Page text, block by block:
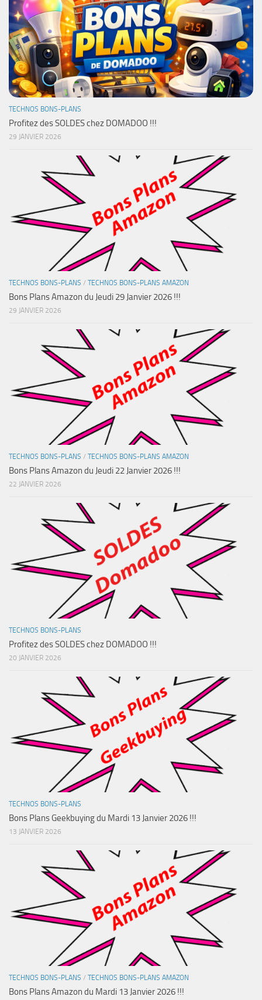
TECHNOS BONS-PLANS
Profitez des SOLDES chez DOMADOO !!!
29 JANVIER 2026
TECHNOS BONS-PLANS / TECHNOS BONS-PLANS AMAZON
Bons Plans Amazon du Jeudi 29 Janvier 2026 !!!
29 JANVIER 2026
TECHNOS BONS-PLANS / TECHNOS BONS-PLANS AMAZON
Bons Plans Amazon du Jeudi 22 Janvier 2026 !!!
22 JANVIER 2026
TECHNOS BONS-PLANS
Profitez des SOLDES chez DOMADOO !!!
20 JANVIER 2026
TECHNOS BONS-PLANS
Bons Plans Geekbuying du Mardi 13 Janvier 2026 !!!
13 JANVIER 2026
TECHNOS BONS-PLANS / TECHNOS BONS-PLANS AMAZON
Bons Plans Amazon du Mardi 13 Janvier 2026 !!!